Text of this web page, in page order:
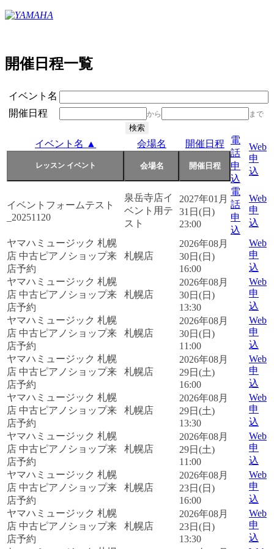
開催日程一覧
イベント名
開催日程
から まで
イベント名 ▲ 会場名 開催日程
電
話
申
込
Web
申
込
イベントフォームテスト
_20251120
泉岳寺店イ
ベント用テ
スト
2027年01月
31日(日)
23:00
電
話
申
込
Web
申
込
ヤマハミュージック 札幌
店 中古ピアノショップ来
店予約
札幌店
2026年08月
30日(日)
16:00
Web
申
込
ヤマハミュージック 札幌
店 中古ピアノショップ来
店予約
札幌店
2026年08月
30日(日)
13:30
Web
申
込
ヤマハミュージック 札幌
店 中古ピアノショップ来
店予約
札幌店
2026年08月
30日(日)
11:00
Web
申
込
ヤマハミュージック 札幌
店 中古ピアノショップ来
店予約
札幌店
2026年08月
29日(土)
16:00
Web
申
込
ヤマハミュージック 札幌
店 中古ピアノショップ来
店予約
札幌店
2026年08月
29日(土)
13:30
Web
申
込
ヤマハミュージック 札幌
店 中古ピアノショップ来
店予約
札幌店
2026年08月
29日(土)
11:00
Web
申
込
ヤマハミュージック 札幌
店 中古ピアノショップ来
店予約
札幌店
2026年08月
23日(日)
16:00
Web
申
込
ヤマハミュージック 札幌
店 中古ピアノショップ来
店予約
札幌店
2026年08月
23日(日)
13:30
Web
申
込